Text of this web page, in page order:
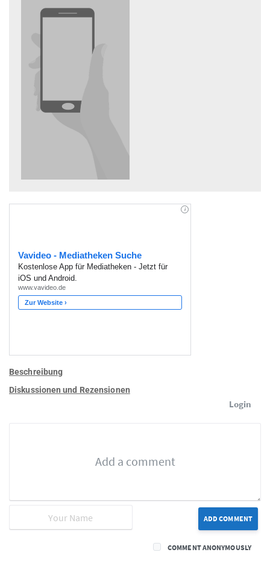
Beschreibung
Diskussionen und Rezensionen
Login
ADD COMMENT
COMMENT ANONYMOUSLY